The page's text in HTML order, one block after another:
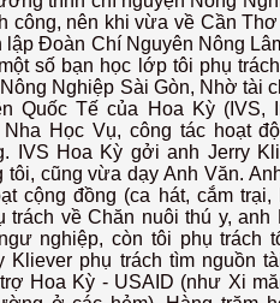
công, nên khi vừa về Cần
lập Đoàn Chí Nguyên Nông
số bạn học lớp tôi phụ
Nghiệp Sài Gòn, Nhờ tài
Quốc Tế của Hoa Kỳ (IVS,
Nha Học Vụ, công tác hoạt
IVS Hoa Kỳ gởi anh Jerry
tôi, cũng vừa dạy Anh Văn.
cộng đồng (ca hát, cắm
trách về Chăn nuôi thú y,
nghiệp, còn tôi phụ trách
Kliever phụ trách tìm nguồn
Hoa Kỳ - USAID (như Xi